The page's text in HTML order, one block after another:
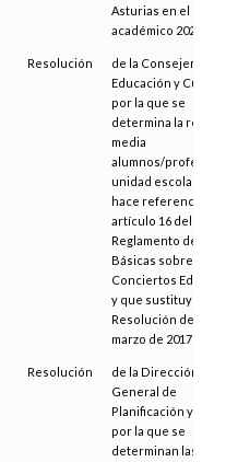
Asturias en el curso
académico 2021/
Resolución
de la Consejería de
Educación y
por la que se
determina la
media
alumnos/profesor
unidad escolar a la
hace referencia el
artículo 16 del
Reglamento de
Básicas sobre
Conciertos
y que sustituye a la
Resolución de 8 de
marzo de 2017
Resolución
de la Dirección
General de
Planificación y
por la que se
determinan las